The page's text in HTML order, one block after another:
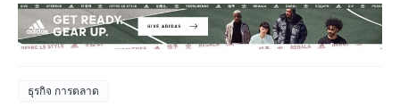
ธุรกิจ การตลาด